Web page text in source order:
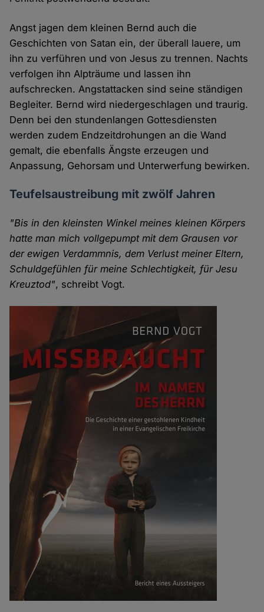
Angst jagen dem kleinen Bernd auch die
Geschichten von Satan ein, der überall lauere, um
ihn zu verführen und von Jesus zu trennen. Nachts
verfolgen ihn Alpträume und lassen ihn
aufschrecken. Angstattacken sind seine ständigen
Begleiter. Bernd wird niedergeschlagen und traurig.
Denn bei den stundenlangen Gottesdiensten
werden zudem Endzeitdrohungen an die Wand
gemalt, die ebenfalls Ängste erzeugen und
Anpassung, Gehorsam und Unterwerfung bewirken.
Teufelsaustreibung mit zwölf Jahren
"Bis in den kleinsten Winkel meines kleinen Körpers
hatte man mich vollgepumpt mit dem Grausen vor
der ewigen Verdammnis, dem Verlust meiner Eltern,
Schuldgefühlen für meine Schlechtigkeit, für Jesu
Kreuztod", schreibt Vogt.